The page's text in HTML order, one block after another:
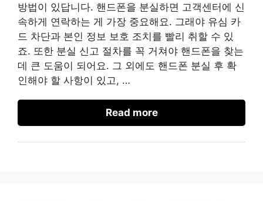
방법이 있답니다. 핸드폰을 분실하면 고객센터에 신
속하게 연락하는 게 가장 중요해요. 그래야 유심 카
드 차단과 본인 정보 보호 조치를 빨리 취할 수 있
죠. 또한 분실 신고 절차를 꼭 거쳐야 핸드폰을 찾는
데 큰 도움이 되어요. 그 외에도 핸드폰 분실 후 확
인해야 할 사항이 있고, …
Read more